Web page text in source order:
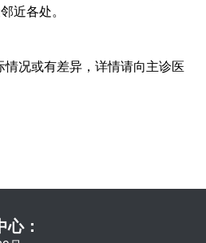
近各处。
况或有差异，详情请向主诊医
心：